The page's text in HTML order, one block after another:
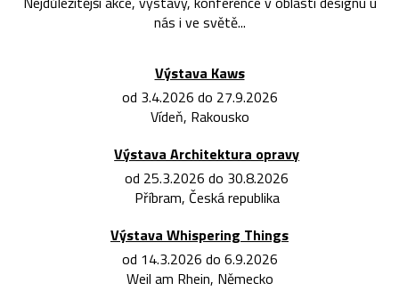
nás i ve světě...
Výstava Kaws
od 3.4.2026 do 27.9.2026
Vídeň, Rakousko
Výstava Architektura opravy
od 25.3.2026 do 30.8.2026
Příbram, Česká republika
Výstava Whispering Things
od 14.3.2026 do 6.9.2026
Weil am Rhein, Německo